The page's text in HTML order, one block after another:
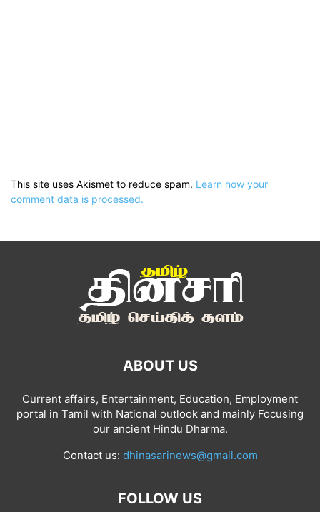
This site uses Akismet to reduce spam. Learn how your
comment data is processed.
ABOUT US
Current affairs, Entertainment, Education, Employment
portal in Tamil with National outlook and mainly Focusing
our ancient Hindu Dharma.
Contact us: dhinasarinews@gmail.com
FOLLOW US